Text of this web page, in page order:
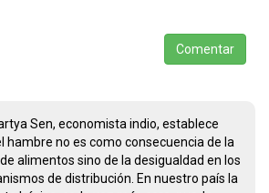
Comentar
Sen, economista indio, establece
hambre no es como consecuencia de la
alimentos sino de la desigualdad en los
de distribución. En nuestro país la